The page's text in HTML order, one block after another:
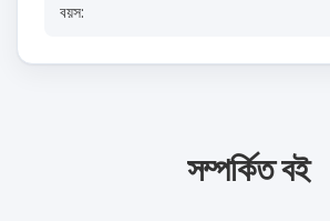
বয়স:
সম্পর্কিত বই